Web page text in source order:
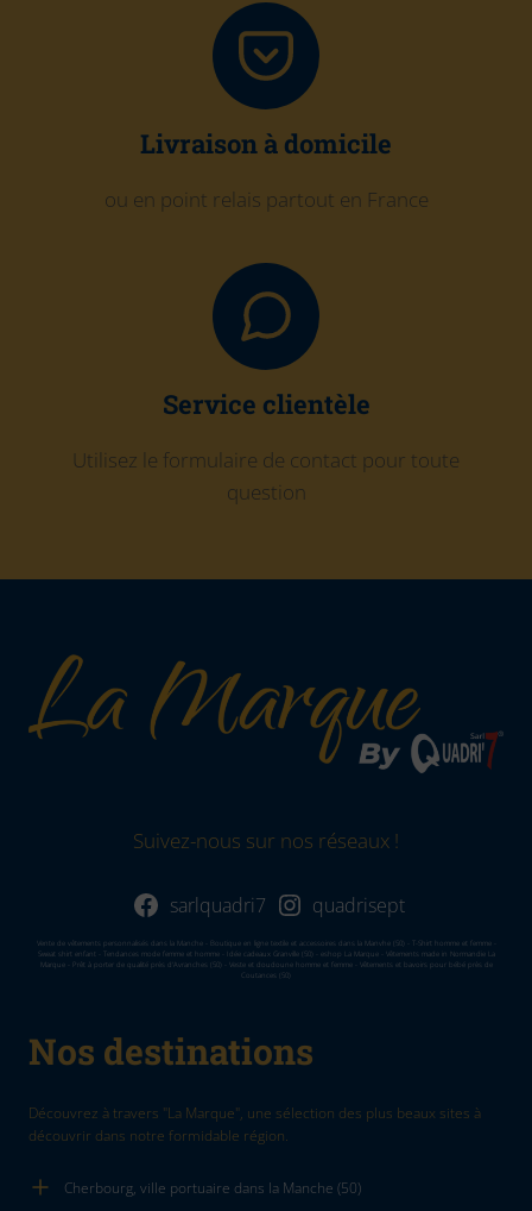
Livraison à domicile
ou en point relais partout en France
Service clientèle
Utilisez le formulaire de contact pour toute
question
Suivez-nous sur nos réseaux !
sarlquadri7 quadrisept
Vente de vêtements personnalisés dans la Manche - Boutique en ligne textile et accessoires dans la Manvhe (50) - T-Shirt homme et femme -
Sweat shirt enfant - Tendances mode femme et homme - Idée cadeaux Granville (50) - eshop La Marque - Vêtements made in Normandie La
Marque - Prêt à porter de qualité près d'Avranches (50) - Veste et doudoune homme et femme - Vêtements et bavoirs pour bébé près de
Coutances (50)
Nos destinations
Découvrez à travers "La Marque", une sélection des plus beaux sites à
découvrir dans notre formidable région.
Cherbourg, ville portuaire dans la Manche (50)